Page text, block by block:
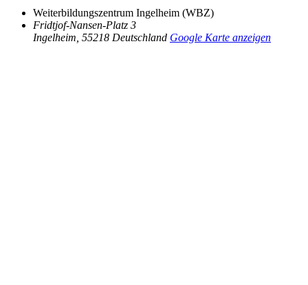
Weiterbildungszentrum Ingelheim (WBZ)
Fridtjof-Nansen-Platz 3
Ingelheim 55218 Deutschland Google Karte anzeigen